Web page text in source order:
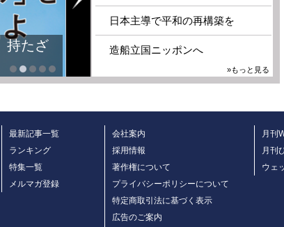
持たざ
日本主導で平和の再構築を
造船立国ニッポンへ
»もっと見る
最新記事一覧
ランキング
特集一覧
メルマガ登録
会社案内
採用情報
著作権について
プライバシーポリシーについて
特定商取引法に基づく表示
広告のご案内
月刊
月刊
ウェ